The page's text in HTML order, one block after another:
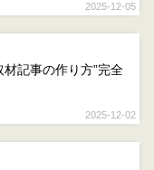
2025-12-05
2025-12-02
記事の作り方”完全